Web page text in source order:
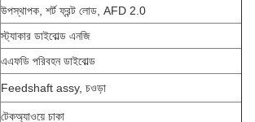
উপস্থাপক, শর্ট ফ্রন্ট লোড, AFD 2.0
স্ট্যাকার ডাইবোল্ড এনজি
এএফডি পরিবহন ডাইবোল্ড
Feedshaft assy, ​​চওড়া
টেকঅ্যাওয়ে চাকা